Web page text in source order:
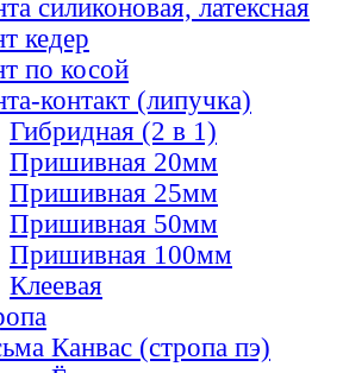
силиконовая, латексная
кедер
по косой
контакт (липучка)
Гибридная (2 в 1)
Пришивная 20мм
Пришивная 25мм
Пришивная 50мм
Пришивная 100мм
Клеевая
Канвас (стропа пэ)